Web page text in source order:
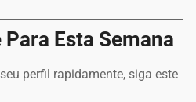
Esta Semana
perfil rapidamente, siga este